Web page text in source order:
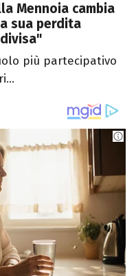
Mennoia cambia
sua perdita
più partecipativo